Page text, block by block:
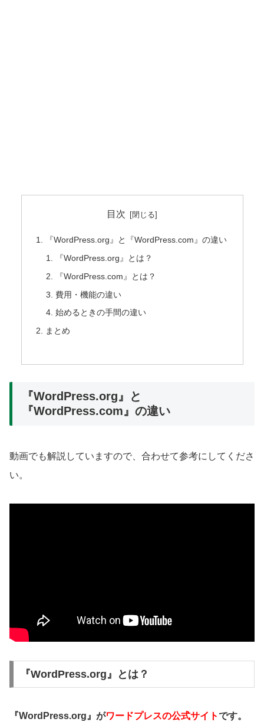
目次
『WordPress.org』と『WordPress.com』の違い
『WordPress.org』とは？
『WordPress.com』とは？
費用・機能の違い
始めるときの手間の違い
まとめ
『WordPress.org』と
『WordPress.com』の違い
動画でも解説していますので、合わせて参考にしてくださ
い。
『WordPress.org』とは？
『WordPress.org』がワードプレスの公式サイトです。